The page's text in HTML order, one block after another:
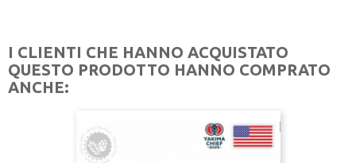
I CLIENTI CHE HANNO ACQUISTATO
QUESTO PRODOTTO HANNO COMPRATO
ANCHE: